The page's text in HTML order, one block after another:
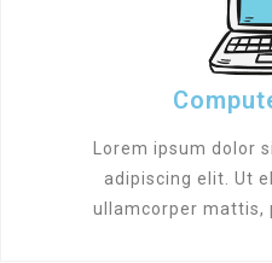
Lorem ipsum dolor
adipiscing elit. Ut
ullamcorper mattis,